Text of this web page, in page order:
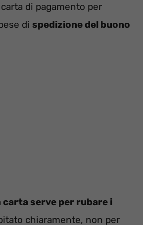
di pagamento per
di spedizione del buono
carta serve per rubare i
chiaramente, non per